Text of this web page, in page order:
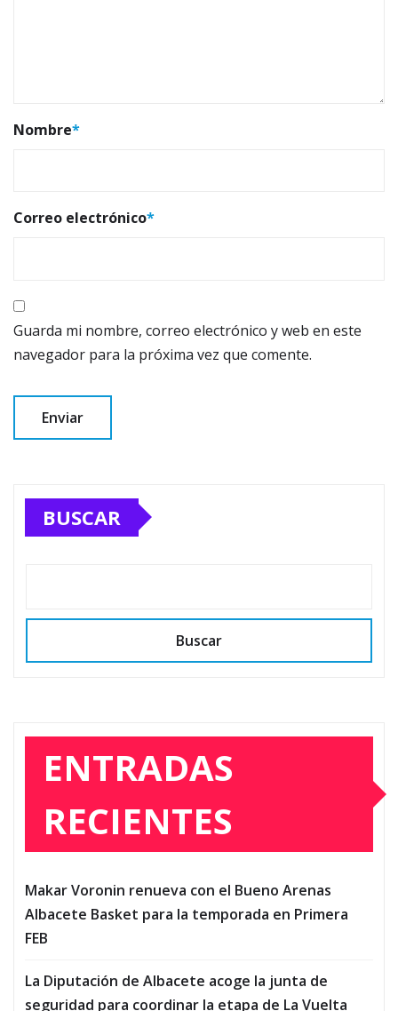
Nombre*
Correo electrónico*
Guarda mi nombre, correo electrónico y web en este
navegador para la próxima vez que comente.
BUSCAR
Buscar
ENTRADAS
RECIENTES
Makar Voronin renueva con el Bueno Arenas
Albacete Basket para la temporada en Primera
FEB
La Diputación de Albacete acoge la junta de
seguridad para coordinar la etapa de La Vuelta